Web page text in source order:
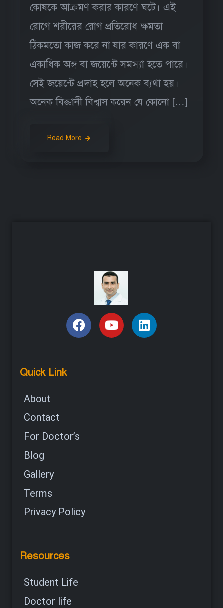
কোষকে আক্রমণ করার কারণে ঘটে। এই
রোগে শরীরের রোগ প্রতিরোধ ক্ষমতা
ঠিকমতো কাজ করে না যার কারণে এক বা
একাধিক অঙ্গ বা জয়েন্টে সমস্যা হতে পারে।
সেই জয়েন্টে প্রদাহ হলে অনেক ব্যথা হয়।
অনেক বিজ্ঞানী বিশ্বাস করেন যে কোনো […]
Read More
Quick Link
About
Contact
For Doctor’s
Blog
Gallery
Terms
Privacy Policy
Resources
Student Life
Doctor life